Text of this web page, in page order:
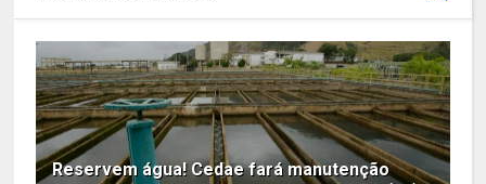
Reservem água! Cedae fará manutenção